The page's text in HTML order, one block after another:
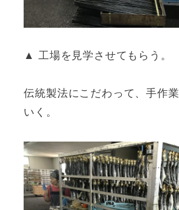
▲ 工場を見学させてもらう。
伝統製法にこだわって、手作
いく。